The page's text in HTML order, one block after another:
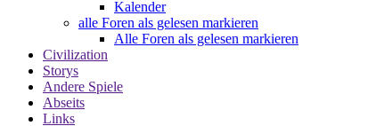
Kalender
alle Foren als gelesen markieren
Alle Foren als gelesen markieren
Civilization
Storys
Andere Spiele
Abseits
Links